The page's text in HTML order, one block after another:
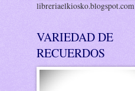
libreriaelkiosko.blogspot.com
VARIEDAD DE
RECUERDOS